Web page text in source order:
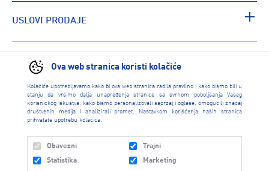
Ova web stranica koristi kolačiće
Kolačiće upotrebljavamo kako bi ova web stranica radila pravilno i kako bismo bili u
stanju da vršimo dalja unapređenja stranice sa svrhom poboljšanja Vašeg
korisničkog iskustva, kako bismo personalizovali sadržaj i oglase, omogućili značaj
društvenih medija i analizirali promet. Nastavkom korišćenja naših stranica
prihvatate upotrebu kolačića.
Obavezni
Trajni
Statistika
Marketing
USLOVI PRODAJE
PRONAĐI RADNJU